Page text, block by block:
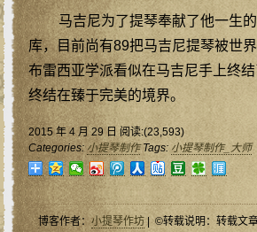
马吉尼为了提琴奉献了他一生
库，目前尚有89把马吉尼提琴被世
布雷西亚学派看似在马吉尼手上终
终结在臻于完美的境界。
2015 年 4 月 29 日 阅读:(23,593)
Categories:小提琴制作Tags: 小提琴制作_大师
博客作者：小提琴作坊 | ©转载说明：转载文